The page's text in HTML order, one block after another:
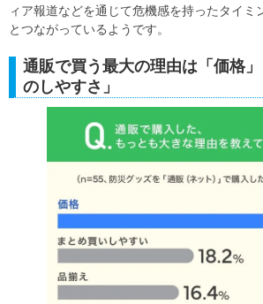
ィア報道などを通じて危機感を持ったタイミ
とつながっているようです。
通販で買う最大の理由は「価格
のしやすさ」